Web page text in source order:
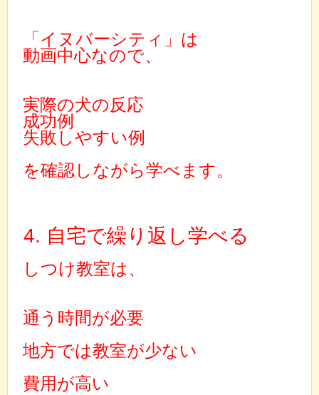
「イヌバーシティ」は
動画中心なので、
実際の犬の反応
成功例
失敗しやすい例
を確認しながら学べます。
4. 自宅で繰り返し学べる
しつけ教室は、
通う時間が必要
地方では教室が少ない
費用が高い